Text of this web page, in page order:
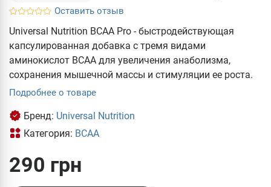
Оставить отзыв
Universal Nutrition BCAA Pro - быстродействующая
капсулированная добавка с тремя видами
аминокислот ВСАА для увеличения анаболизма,
сохранения мышечной массы и стимуляции ее роста.
Подробнее о товаре
Бренд: Universal Nutrition
Категория: BCAA
290 грн